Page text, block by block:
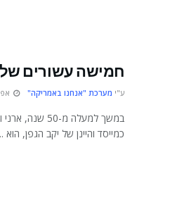
חמישה עשורים של
ע"י מערכת "אנחנו באמריקה"
במשך למעלה
כמייסד והיינן של יקב הגפן, הוא